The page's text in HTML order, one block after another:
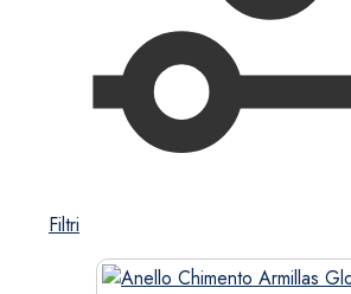
Filtri